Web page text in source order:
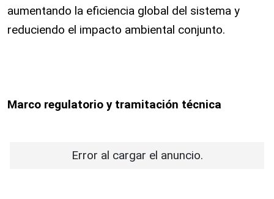
aumentando la eficiencia global del sistema y
reduciendo el impacto ambiental conjunto.
Marco regulatorio y tramitación técnica
Error al cargar el anuncio.